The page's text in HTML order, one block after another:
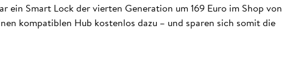
ein Smart Lock der vierten Generation um 169 Euro im Shop von
kompatiblen Hub kostenlos dazu – und sparen sich somit die